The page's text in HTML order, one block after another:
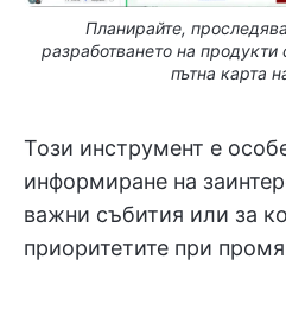
Планирайте,
разработването на
пътна карта
Този инструмент е
информиране на
важни събития или за
приоритетите при